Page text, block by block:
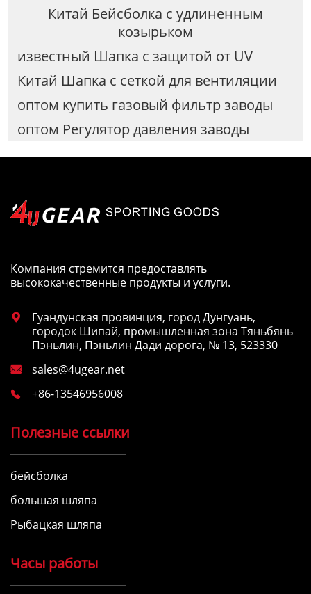
Китай Бейсболка с удлиненным
козырьком
известный Шапка с защитой от UV
Китай Шапка с сеткой для вентиляции
оптом купить газовый фильтр заводы
оптом Регулятор давления заводы
Компания стремится предоставлять
высококачественные продукты и услуги.

Гуандунская провинция, город Дунгуань,
городок Шипай, промышленная зона Тяньбянь
Пэньлин, Пэньлин Дади дорога, № 13, 523330
 sales@4ugear.net
 +86-13546956008
Полезные ссылки
бейсболка
большая шляпа
Рыбацкая шляпа
Часы работы